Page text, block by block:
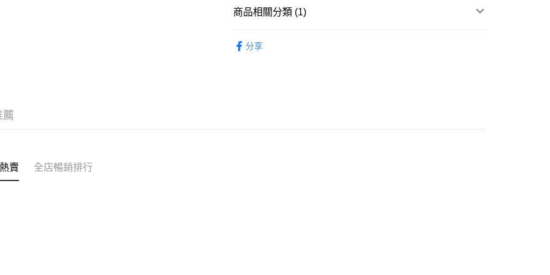
每筆HK$100.00，滿HK$500.00或以上免運費
商品相關分類 (1)
分享
薦
賣 全店暢銷排行